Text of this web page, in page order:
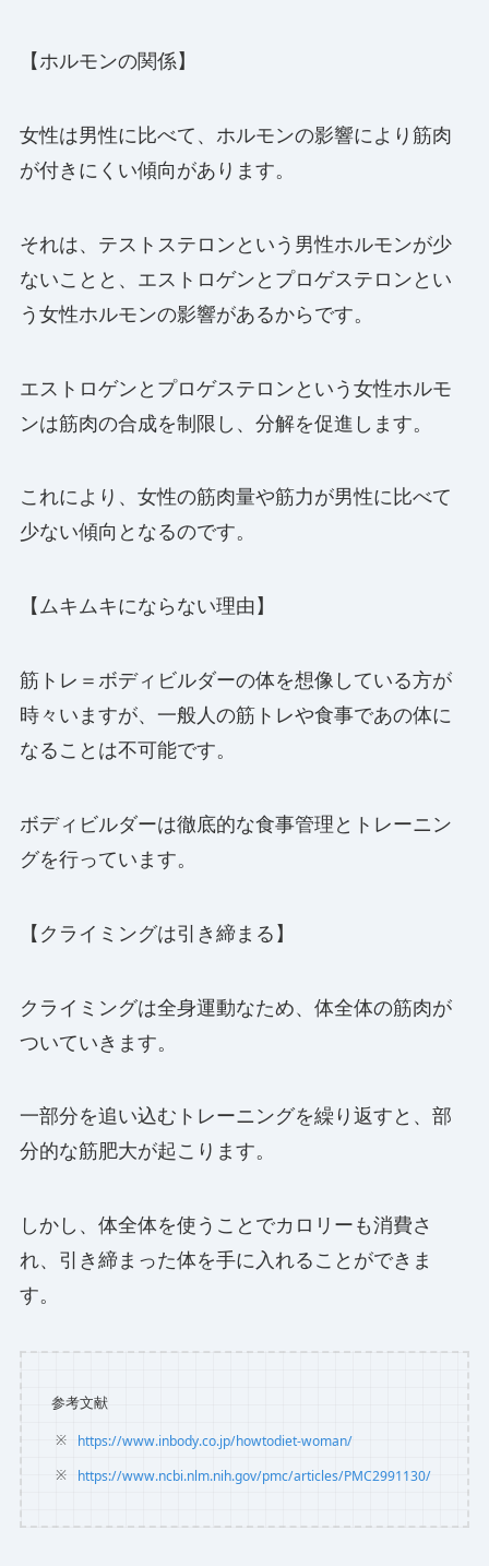
【ホルモンの関係】
女性は男性に比べて、ホルモンの影響により筋肉
が付きにくい傾向があります。
それは、テストステロンという男性ホルモンが少
ないことと、エストロゲンとプロゲステロンとい
う女性ホルモンの影響があるからです。
エストロゲンとプロゲステロンという女性ホルモ
ンは筋肉の合成を制限し、分解を促進します。
これにより、女性の筋肉量や筋力が男性に比べて
少ない傾向となるのです。
【ムキムキにならない理由】
筋トレ＝ボディビルダーの体を想像している方が
時々いますが、一般人の筋トレや食事であの体に
なることは不可能です。
ボディビルダーは徹底的な食事管理とトレーニン
グを行っています。
【クライミングは引き締まる】
クライミングは全身運動なため、体全体の筋肉が
ついていきます。
一部分を追い込むトレーニングを繰り返すと、部
分的な筋肥大が起こります。
しかし、体全体を使うことでカロリーも消費さ
れ、引き締まった体を手に入れることができま
す。
参考文献
https://www.inbody.co.jp/howtodiet-woman/
https://www.ncbi.nlm.nih.gov/pmc/articles/PMC2991130/